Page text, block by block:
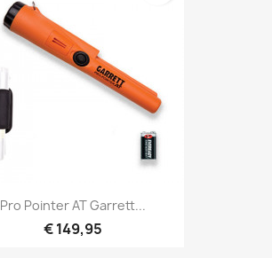
Snel bekijken
Pro Pointer AT Garrett...
€ 149,95